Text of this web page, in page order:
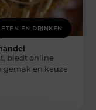
ETEN EN DRINKEN
biedt online
gemak en keuze